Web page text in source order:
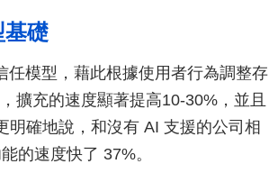
基礎
模型，藉此根據使用者行為調整存
擴充的速度顯著提高10-30%，並且
確地說，和沒有 AI 支援的公司相
的速度快了 37%。